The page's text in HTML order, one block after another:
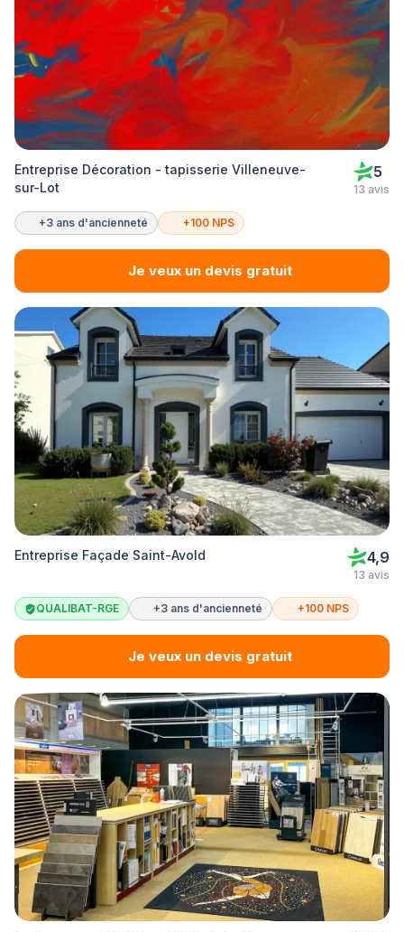
Entreprise Décoration - tapisserie Villeneuve-
sur-Lot
5
13 avis
+3 ans d'ancienneté +100 NPS
Je veux un devis gratuit
Entreprise Façade Saint-Avold 4,9
13 avis
QUALIBAT-RGE +3 ans d'ancienneté +100 NPS
Je veux un devis gratuit